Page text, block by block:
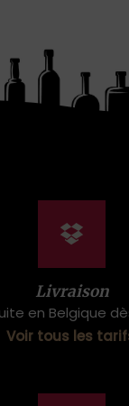
Livraison
en Belgique
Voir tous les